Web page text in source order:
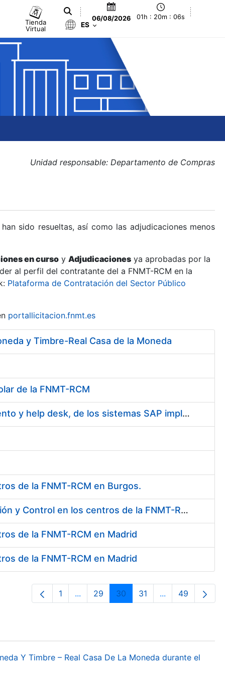
Tienda
Virtual
06/08/2026 01h : 20m : 06s
ES
Unidad responsable: Departamento de Compras
sido resueltas, así como las adjudicaciones menos
en curso y Adjudicaciones ya aprobadas por la
al perfil del contratante del a FNMT-RCM en la
Plataforma de Contratación del Sector Público
portallicitacion.fnmt.es
y Timbre-Real Casa de la Moneda
de la FNMT-RCM
Contratación de servicios de administración, soporte, mantenimiento y help desk, de los sistemas SAP implantados en la FNMT-RCM
de la FNMT-RCM en Burgos.
Pliego de condiciones - Servicio de Seguridad, Vigilancia, Protección y Control en los centros de la FNMT-RCM en Burgos
de la FNMT-RCM en Madrid
de la FNMT-RCM en Madrid
Página
1 ...Páginas intermedias Use TAB para
Página
29 Página
30 Página
31 ...PáginasPágina
49
Y Timbre – Real Casa De La Moneda durante el